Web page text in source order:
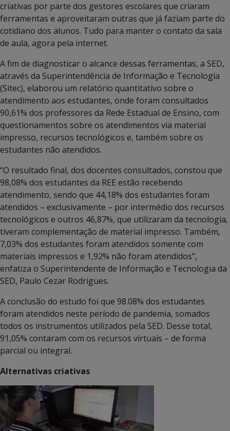
criativas por parte dos gestores escolares que criaram
ferramentas e aproveitaram outras que já faziam parte do
cotidiano dos alunos. Tudo para manter o contato da sala
de aula, agora pela internet.
A fim de diagnosticar o alcance dessas ferramentas, a SED,
através da Superintendência de Informação e Tecnologia
(Sitec), elaborou um relatório quantitativo sobre o
atendimento aos estudantes, onde foram consultados
90,61% dos professores da Rede Estadual de Ensino, com
questionamentos sobre os atendimentos via material
impresso, recursos tecnológicos e, também sobre os
estudantes não atendidos.
“O resultado final, dos docentes consultados, constou que
98,08% dos estudantes da REE estão recebendo
atendimento, sendo que 44,18% dos estudantes foram
atendidos – exclusivamente – por intermédio dos recursos
tecnológicos e outros 46,87%, que utilizaram da tecnologia,
tiveram complementação de material impresso. Também,
7,03% dos estudantes foram atendidos somente com
materiais impressos e 1,92% não foram atendidos”,
enfatiza o Superintendente de Informação e Tecnologia da
SED, Paulo Cezar Rodrigues.
A conclusão do estudo foi que 98.08% dos estudantes
foram atendidos neste período de pandemia, somados
todos os instrumentos utilizados pela SED. Desse total,
91,05% contaram com os recursos virtuais – de forma
parcial ou integral.
Alternativas criativas